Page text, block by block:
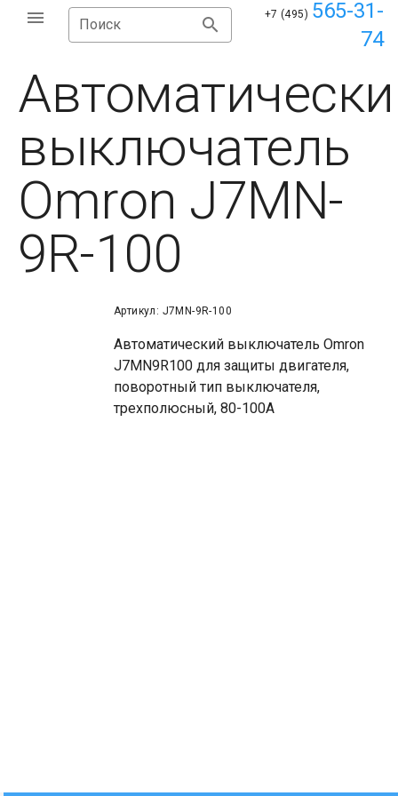
Поиск
+7 (495) 565-31-
74
выключатель
Omron J7MN-
9R-100
Артикул: J7MN-9R-100
Автоматический выключатель Omron
J7MN9R100 для защиты двигателя,
поворотный тип выключателя,
трехполюсный, 80-100A